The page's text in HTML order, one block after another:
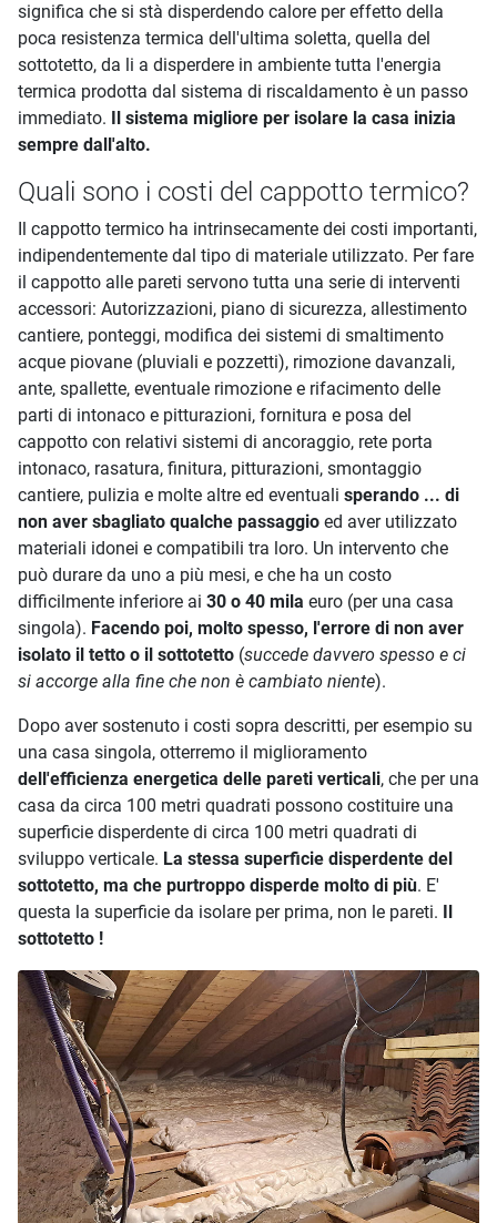
significa che si stà disperdendo calore per effetto della
poca resistenza termica dell'ultima soletta, quella del
sottotetto, da li a disperdere in ambiente tutta l'energia
termica prodotta dal sistema di riscaldamento è un passo
immediato.
Il sistema migliore per isolare la casa inizia
sempre dall'alto.
Quali sono i costi del cappotto termico?
Il cappotto termico ha intrinsecamente dei costi importanti,
indipendentemente dal tipo di materiale utilizzato. Per fare
il cappotto alle pareti servono tutta una serie di interventi
accessori: Autorizzazioni, piano di sicurezza, allestimento
cantiere, ponteggi, modifica dei sistemi di smaltimento
acque piovane (pluviali e pozzetti), rimozione davanzali,
ante, spallette, eventuale rimozione e rifacimento delle
parti di intonaco e pitturazioni, fornitura e posa del
cappotto con relativi sistemi di ancoraggio, rete porta
intonaco, rasatura, finitura, pitturazioni, smontaggio
cantiere, pulizia e molte altre ed eventuali sperando ... di
non aver sbagliato qualche passaggio ed aver utilizzato
materiali idonei e compatibili tra loro. Un intervento che
può durare da uno a più mesi, e che ha un costo
difficilmente inferiore ai 30 o 40 mila euro (per una casa
singola). Facendo poi, molto spesso, l'errore di non aver
isolato il tetto o il sottotetto (succede davvero spesso e ci
si accorge alla fine che non è cambiato niente).
Dopo aver sostenuto i costi sopra descritti, per esempio su
una casa singola, otterremo il miglioramento
dell'efficienza energetica delle pareti verticali, che per una
casa da circa 100 metri quadrati possono costituire una
superficie disperdente di circa 100 metri quadrati di
sviluppo verticale. La stessa superficie disperdente del
sottotetto, ma che purtroppo disperde molto di più. E'
questa la superficie da isolare per prima, non le pareti.
sottotetto !